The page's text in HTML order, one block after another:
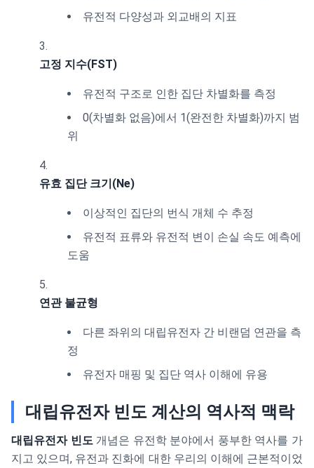
유전적 다양성과 외교배의 지표
고정 지수(FST)
유전적 구조로 인한 집단 차별화를 측정
0(차별화 없음)에서 1(완전한 차별화)까지 범
위
유효 집단 크기(Ne)
이상적인 집단의 번식 개체 수 추정
유전적 표류와 유전적 변이 손실 속도 예측에
도움
연관 불균형
다른 좌위의 대립유전자 간 비랜덤 연관을 측
정
유전자 매핑 및 집단 역사 이해에 유용
대립유전자 빈도 계산의 역사적 맥락
대립유전자 빈도개념은 유전학 분야에서 풍부한 역사를 가
지고 있으며, 유전과 진화에 대한 우리의 이해에 근본적이었